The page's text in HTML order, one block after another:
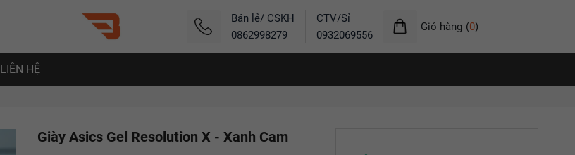
Bán lẻ/ CSKH
0862998279
CTV/Sỉ
0932069556
Giỏ hàng (0)
LIÊN HỆ
Giày Asics Gel Resolution X - Xanh Cam